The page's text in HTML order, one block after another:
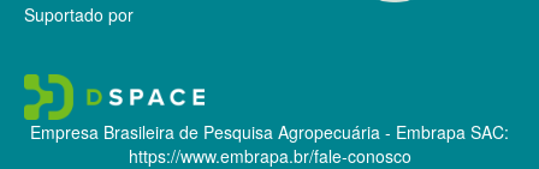
Suportado por
Empresa Brasileira de Pesquisa Agropecuária - Embrapa SAC:
https://www.embrapa.br/fale-conosco